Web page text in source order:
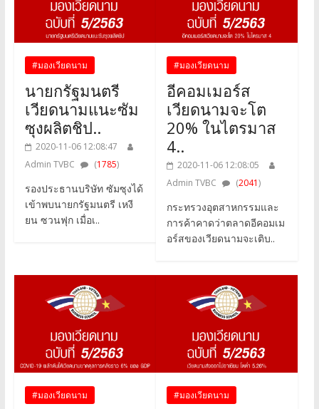
#มองเวียดนาม
นายกรัฐมนตรี
เวียดนามแนะซัม
ซุงผลิตชิป..
2020-11-06 12:08:47
Admin TVBC
(1785)
รองประธานบริษัท ซัมซุงได้
เข้าพบนายกรัฐมนตรี เหงี
ยน ซวนฟุก เมื่อเ..
#มองเวียดนาม
อีคอมเมอร์ส
เวียดนามจะโต
20% ในไตรมาส
4..
2020-11-06 12:08:05
Admin TVBC
(2041)
กระทรวงอุตสาหกรรมและ
การค้าคาดว่าตลาดอีคอมเม
อร์สของเวียดนามจะเติบ..
#มองเวียดนาม #มองเวียดนาม